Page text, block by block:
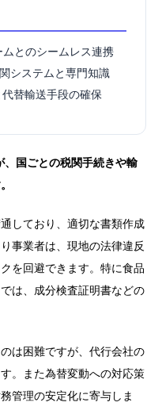
とのシームレス連携
システムと専門知識
替輸送手段の確保
、国ごとの税関手続きや輸
しており、適切な書類作成
事業者は、現地の法律違反
を回避できます。特に食品
は、成分検査証明書などの
は困難ですが、代行会社の
。また為替変動への対応策
管理の安定化に寄与しま